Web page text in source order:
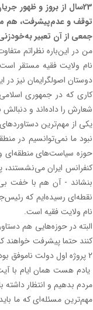
23سال از بروز و ظهور
توقف و عدم‌پیشرفت، هم
جمعی از آن تعبیر
من در این‌باره نظراتم
نام ولایت فقیه مستقر
کاری که در جمهوری
شعارش را داده‌اند و
یکی از مهم‌ترین
نبود ما نمی‌توانسیم در
حوزه سیاست‌های منطقه‌ای و
کنفرانس ایران می‌نشستند،
بنشاند - آن هم با خفت
نقطه‌ای رسیده‌ایم که
نام ولایت فقیه است.
البته در حوزه‌هایی هم
2 پروژه اول دولت ناموفق بود چون وارد اختلافات دولت با قدرت مرکزی شد، اما در بحث شوراها موفق شدند و خیلی هم پیشرفت خوبی بود.
یادم هست همان ایام با
مردم بدهیم و انتظار
مهم‌ترین مسئله‌ای که ما